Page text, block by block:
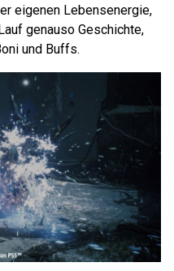
eigenen Lebensenergie,
genauso Geschichte,
und Buffs.